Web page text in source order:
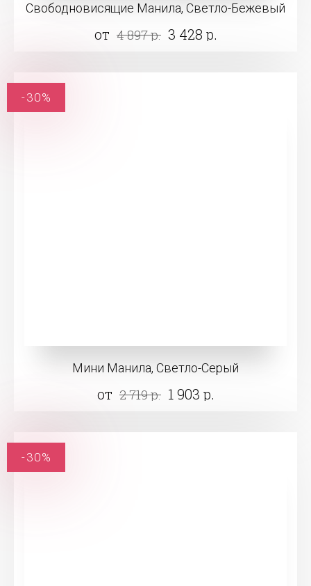
Свободновисящие Манила, Светло-Бежевый
от 4 897 р. 3 428 р.
Мини Манила, Светло-Серый
от 2 719 р. 1 903 р.
-30%
-30%